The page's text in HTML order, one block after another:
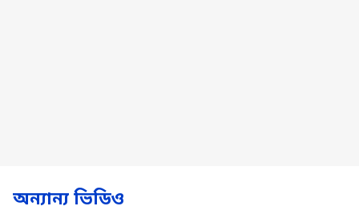
অন্যান্য ভিডিও